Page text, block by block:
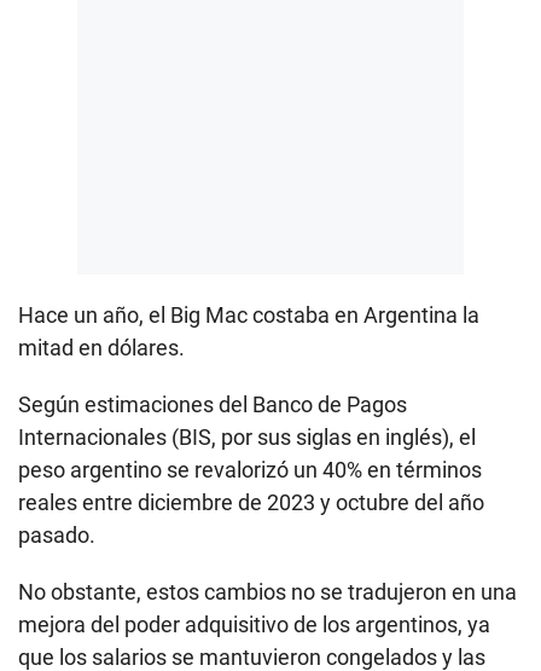
Hace un año, el Big Mac costaba en Argentina la
mitad en dólares.
Según estimaciones del Banco de Pagos
Internacionales (BIS, por sus siglas en inglés), el
peso argentino se revalorizó un 40% en términos
reales entre diciembre de 2023 y octubre del año
pasado.
No obstante, estos cambios no se tradujeron en una
mejora del poder adquisitivo de los argentinos, ya
que los salarios se mantuvieron congelados y las